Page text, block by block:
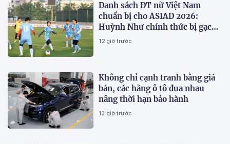
Danh sách ĐT nữ Việt Nam
chuẩn bị cho ASIAD 2026:
Huỳnh Như chính thức bị gạch
tên
12 giờ trước
Không chỉ cạnh tranh bằng giá
bán, các hãng ô tô đua nhau
nâng thời hạn bảo hành
13 giờ trước